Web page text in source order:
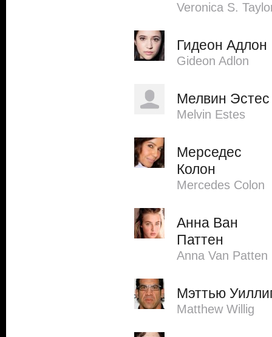
Veronica S.
Гидеон Адлон
Gideon Adlon
Мелвин Эстес
Melvin Estes
Мерседес
Колон
Mercedes Colon
Анна Ван
Паттен
Anna Van Patten
Мэттью
Matthew Willig